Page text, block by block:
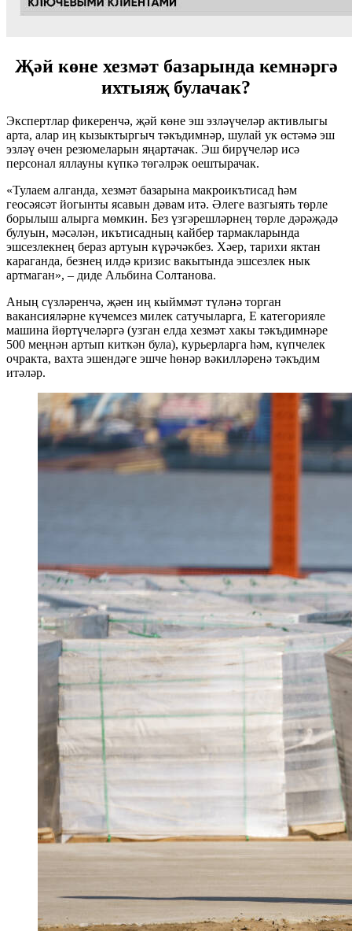
Җәй көне хезмәт базарында кемнәргә
ихтыяҗ булачак?
Экспертлар фикеренчә, җәй көне эш эзләүчеләр активлыгы
арта, алар иң кызыктыргыч тәкъдимнәр, шулай ук өстәмә эш
эзләү өчен резюмеларын яңартачак. Эш бирүчеләр исә
персонал яллауны күпкә төгәлрәк оештырачак.
«Тулаем алганда, хезмәт базарына макроикътисад һәм
геосәясәт йогынты ясавын дәвам итә. Әлеге вазгыять төрле
борылыш алырга мөмкин. Без үзгәрешләрнең төрле дәрәҗәдә
булуын, мәсәлән, икътисадның кайбер тармакларында
эшсезлекнең бераз артуын күрәчәкбез. Хәер, тарихи яктан
караганда, безнең илдә кризис вакытында эшсезлек нык
артмаган», – диде Альбина Солтанова.
Аның сүзләренчә, җәен иң кыйммәт түләнә торган
вакансияләрне күчемсез милек сатучыларга, Е категорияле
машина йөртүчеләргә (узган елда хезмәт хакы тәкъдимнәре
500 меңнән артып киткән була), курьерларга һәм, күпчелек
очракта, вахта эшендәге эшче һөнәр вәкилләренә тәкъдим
итәләр.